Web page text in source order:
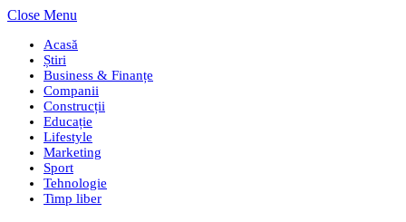
Close Menu
Acasă
Știri
Business & Finanțe
Companii
Construcții
Educație
Lifestyle
Marketing
Sport
Tehnologie
Timp liber